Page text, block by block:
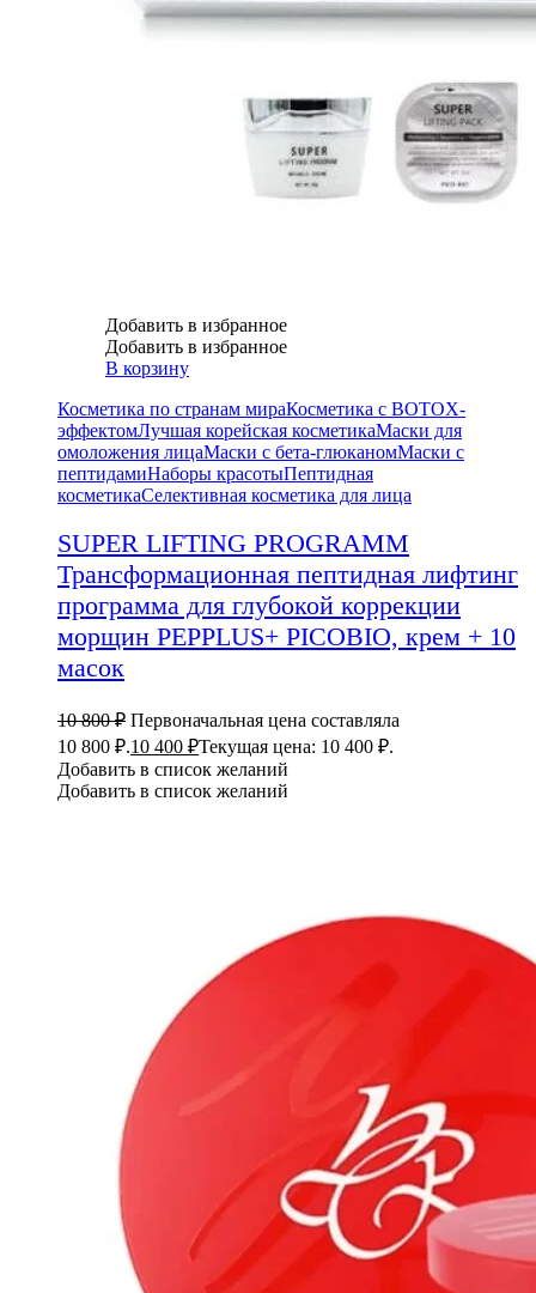
Добавить в избранное
Добавить в избранное
В корзину
Косметика по странам мираКосметика с BOTOX-
эффектомЛучшая корейская косметикаМаски для
омоложения лицаМаски с бета-глюканомМаски с
пептидамиНаборы красотыПептидная
косметикаСелективная косметика для лица
SUPER LIFTING PROGRAMM
Трансформационная пептидная лифтинг
программа для глубокой коррекции
морщин PEPPLUS+ PICOBIO, крем + 10
масок
10 800₽ Первоначальная цена составляла
10 800 ₽.10 400 ₽Текущая цена: 10 400 ₽.
Добавить в список желаний
Добавить в список желаний